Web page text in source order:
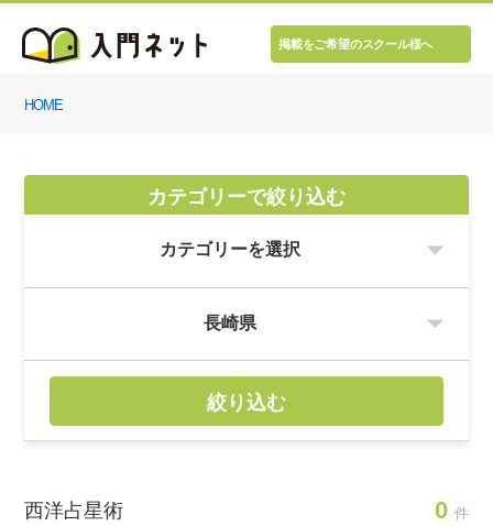
掲載をご希望のスクール様へ
HOME
カテゴリーで絞り込む
絞り込む
西洋占星術 0 件